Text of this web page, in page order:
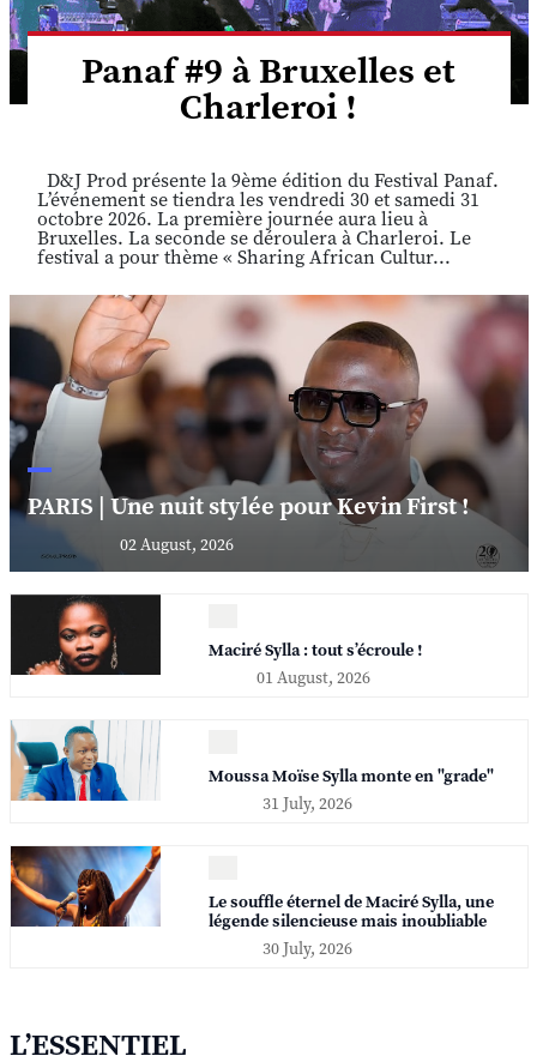
Panaf #9 à Bruxelles et
Charleroi !
D&J Prod présente la 9ème édition du Festival Panaf.
L’événement se tiendra les vendredi 30 et samedi 31
octobre 2026. La première journée aura lieu à
Bruxelles. La seconde se déroulera à Charleroi. Le
festival a pour thème « Sharing African Cultur...
PARIS | Une nuit stylée pour Kevin First !
02 August, 2026
Maciré Sylla : tout s’écroule !
01 August, 2026
Moussa Moïse Sylla monte en "grade"
31 July, 2026
Le souffle éternel de Maciré Sylla, une
légende silencieuse mais inoubliable
30 July, 2026
L’ESSENTIEL